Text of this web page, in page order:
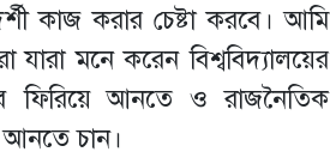
কাজ করার চেষ্টা করবে। আমি
যারা মনে করেন বিশ্ববিদ্যালয়ের
ফিরিয়ে আনতে ও রাজনৈতিক
আনতে চান।